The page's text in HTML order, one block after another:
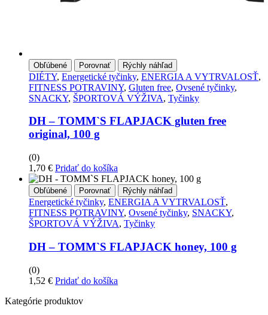
Obľúbené Porovnať Rýchly náhľad
DIÉTY, Energetické tyčinky, ENERGIA A VYTRVALOSŤ,
FITNESS POTRAVINY, Gluten free, Ovsené tyčinky,
SNACKY, ŠPORTOVÁ VÝŽIVA, Tyčinky
DH – TOMM`S FLAPJACK gluten free
original, 100 g
(0)
1,70 € Pridať do košíka
Obľúbené Porovnať Rýchly náhľad
Energetické tyčinky, ENERGIA A VYTRVALOSŤ,
FITNESS POTRAVINY, Ovsené tyčinky, SNACKY,
ŠPORTOVÁ VÝŽIVA, Tyčinky
DH – TOMM`S FLAPJACK honey, 100 g
(0)
1,52 € Pridať do košíka
Kategórie produktov